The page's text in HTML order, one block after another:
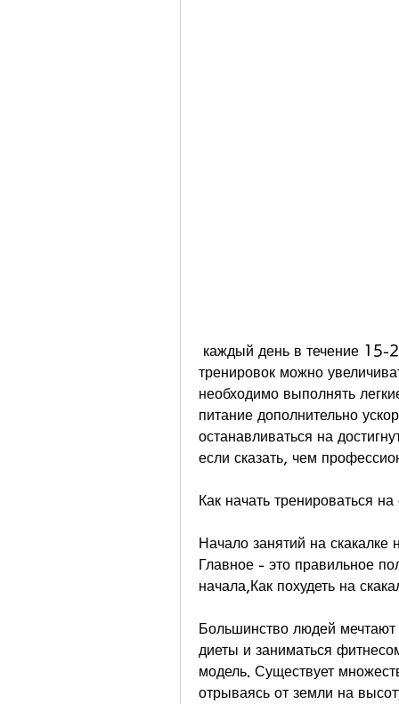
тренировок можно
необходимо выполнять
питание дополнительно
останавливаться на
если сказать, чем
Как начать тренироваться на
Начало занятий на скакалке
Главное - это правильное
начала,Как похудеть на
Большинство людей мечтают
диеты и заниматься
модель. Существует
отрываясь от земли на